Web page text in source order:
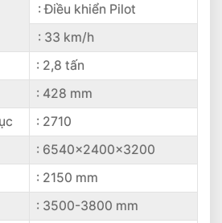
: Điều khiển Pilot
: 33 km/h
: 2,8 tấn
: 428 mm
: 2710
: 6540x2400x3200
: 2150 mm
: 3500-3800 mm